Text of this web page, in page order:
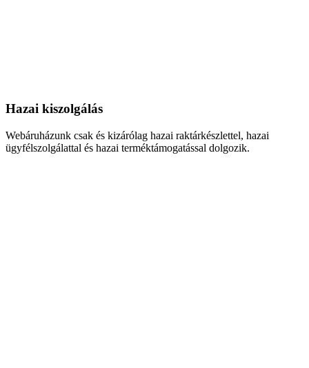
Hazai kiszolgálás
Webáruházunk csak és kizárólag hazai raktárkészlettel, hazai
ügyfélszolgálattal és hazai terméktámogatással dolgozik.